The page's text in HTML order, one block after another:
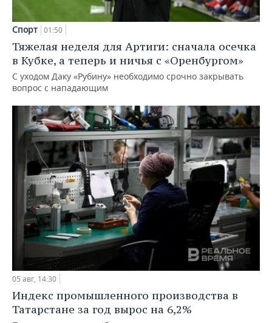
Спорт 01:50
Тяжелая неделя для Артиги: сначала осечка
в Кубке, а теперь и ничья с «Оренбургом»
С уходом Даку «Рубину» необходимо срочно закрывать
вопрос с нападающим
05 авг, 14:30
Индекс промышленного производства в
Татарстане за год вырос на 6,2%